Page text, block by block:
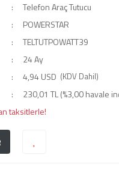
Telefon Araç Tutucu
POWERSTAR
TELTUTPOWATT39
24 Ay
4,94 USD (KDV Dahil)
230,01 TL (%3,00 havale
taksitlerle!